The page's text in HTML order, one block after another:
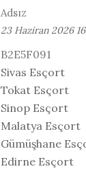
Adsız
23 Haziran 2026
B2E5F091
Sivas Esçort
Tokat Esçort
Sinop Esçort
Malatya Esçort
Gümüşhane
Edirne Esçort